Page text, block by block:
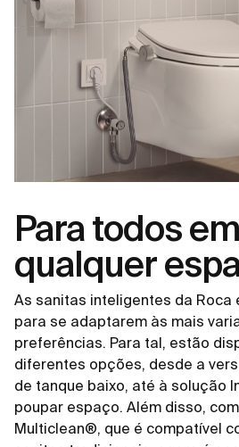
Para todos em
qualquer
As sanitas inteligentes da Roca
para se adaptarem às mais
preferências. Para tal, estão
diferentes opções, desde a
de tanque baixo, até à solução
poupar espaço. Além disso,
Multiclean®, que é compatível